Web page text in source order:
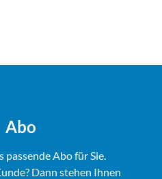
Abo
passende Abo für Sie.
Dann stehen Ihnen